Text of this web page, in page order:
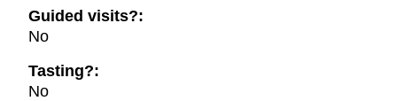
Guided visits?:
No
Tasting?:
No